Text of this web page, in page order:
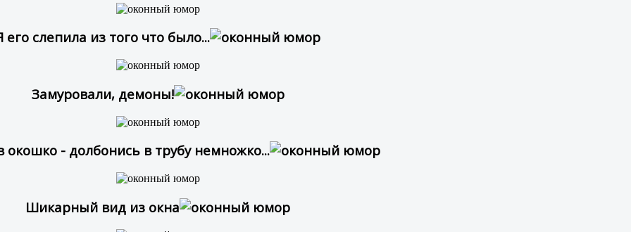
его слепила из того что было...
Замуровали, демоны!
окошко - долбонись в трубу немножко...
Шикарный вид из окна